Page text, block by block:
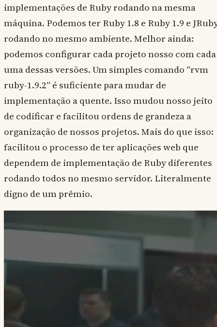
implementações de Ruby rodando na mesma
máquina. Podemos ter Ruby 1.8 e Ruby 1.9 e
rodando no mesmo ambiente. Melhor ainda:
podemos configurar cada projeto nosso com cada
uma dessas versões. Um simples comando “rvm
ruby-1.9.2” é suficiente para mudar de
implementação a quente. Isso mudou nosso jeito
de codificar e facilitou ordens de grandeza a
organização de nossos projetos. Mais do que isso:
facilitou o processo de ter aplicações web que
dependem de implementação de Ruby diferentes
rodando todos no mesmo servidor. Literalmente
digno de um prêmio.